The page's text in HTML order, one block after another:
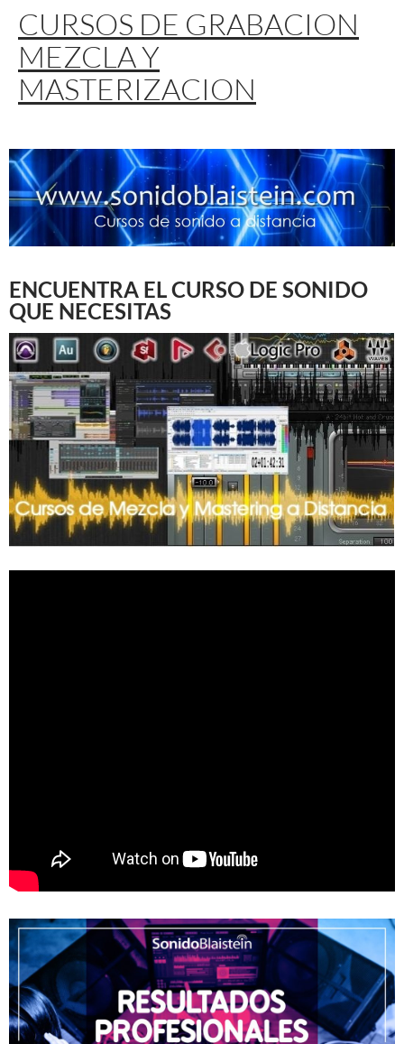
CURSOS DE GRABACION
MEZCLA Y
MASTERIZACION
ENCUENTRA EL CURSO DE SONIDO
QUE NECESITAS